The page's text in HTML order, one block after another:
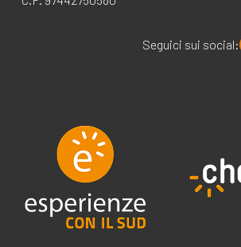
Seguici sui social: